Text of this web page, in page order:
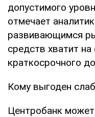
допустимого
отмечает
развивающимся
средств хватит
краткосрочного
Кому выгоден
Центробанк